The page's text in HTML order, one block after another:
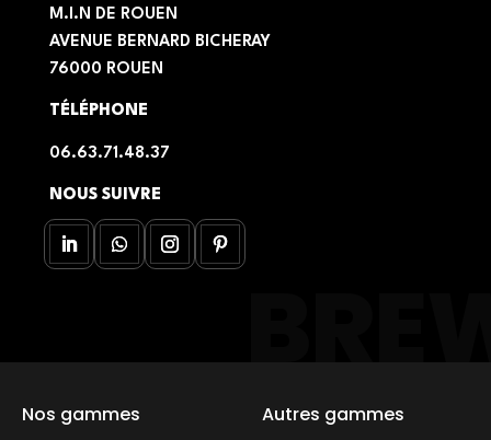
M.I.N DE ROUEN
AVENUE BERNARD BICHERAY
76000 ROUEN
TÉLÉPHONE
06.63.71.48.37
NOUS SUIVRE
Nos gammes Autres gammes